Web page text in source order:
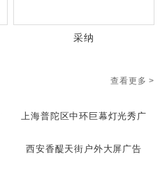
采纳
查看更多 >
上海普陀区中环巨幕灯光秀广
西安香醍天街户外大屏广告